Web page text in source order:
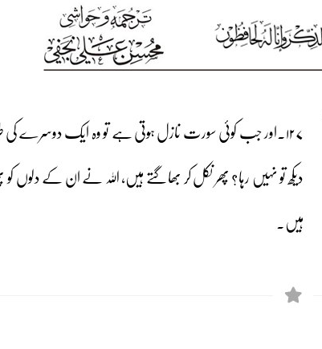
۱۲۷۔اور جب کوئی سورت نازل ہوتی ہے تو وہ ایک دوسرے کی
دیکھ تو نہیں رہا؟ پھر نکل کر بھاگتے ہیں، اللہ نے ان کے دلوں کو
ہیں۔